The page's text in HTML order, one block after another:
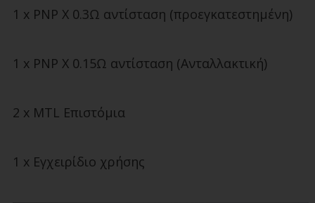
1 x PNP X 0.3Ω αντίσταση (προεγκατεστημένη)
1 x PNP X 0.15Ω αντίσταση (Ανταλλακτική)
2 x MTL Επιστόμια
1 x Εγχειρίδιο χρήσης